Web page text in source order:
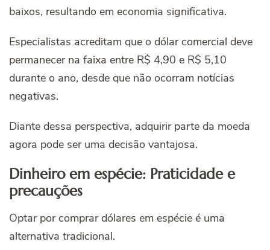
baixos, resultando em economia significativa.
Especialistas acreditam que o dólar comercial deve
permanecer na faixa entre R$ 4,90 e R$ 5,10
durante o ano, desde que não ocorram notícias
negativas.
Diante dessa perspectiva, adquirir parte da moeda
agora pode ser uma decisão vantajosa.
Dinheiro em espécie: Praticidade e
precauções
Optar por comprar dólares em espécie é uma
alternativa tradicional.